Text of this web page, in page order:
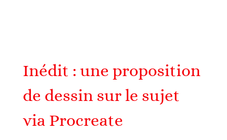
Inédit : une proposition
de dessin sur le sujet
via Procreate